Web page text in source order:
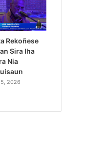
Rekoñese
Sira Iha
Nia
2026